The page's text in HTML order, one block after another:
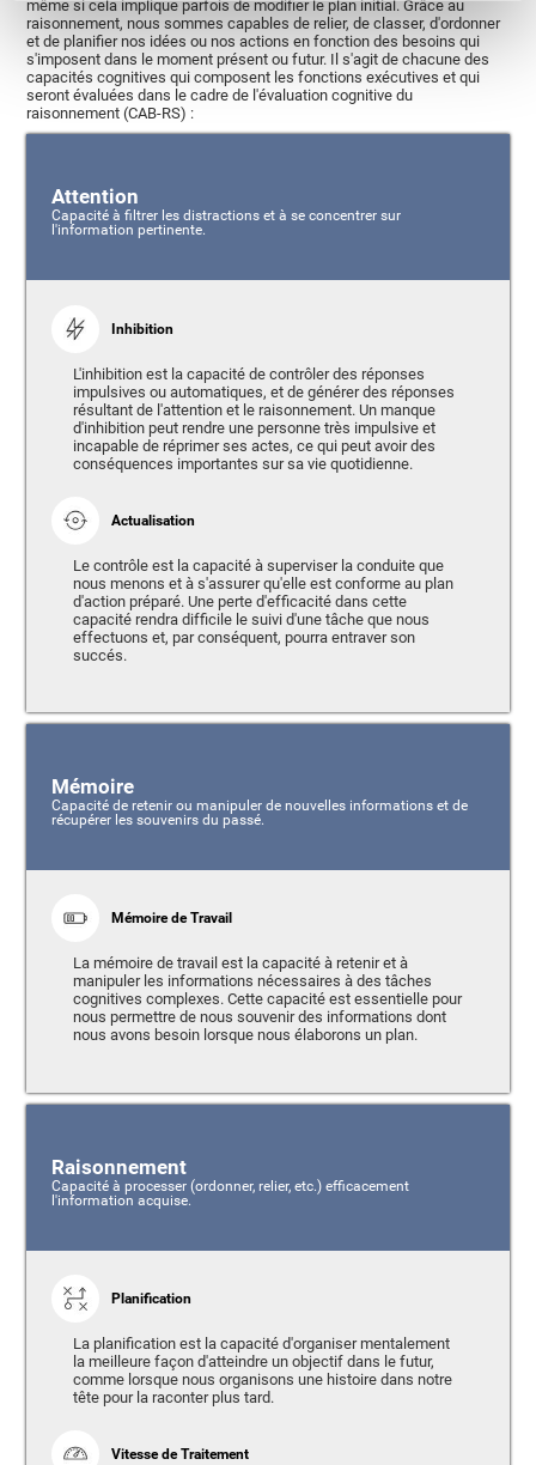
même si cela implique parfois de modifier le plan initial. Grâce au
raisonnement, nous sommes capables de relier, de classer, d'ordonner
et de planifier nos idées ou nos actions en fonction des besoins qui
s'imposent dans le moment présent ou futur. Il s'agit de chacune des
capacités cognitives qui composent les fonctions exécutives et qui
seront évaluées dans le cadre de l'évaluation cognitive du
raisonnement (CAB-RS) :
Attention
Capacité à filtrer les distractions et à se concentrer sur
l'information pertinente.
Inhibition
L'inhibition est la capacité de contrôler des réponses
impulsives ou automatiques, et de générer des réponses
résultant de l'attention et le raisonnement. Un manque
d'inhibition peut rendre une personne très impulsive et
incapable de réprimer ses actes, ce qui peut avoir des
conséquences importantes sur sa vie quotidienne.
Actualisation
Le contrôle est la capacité à superviser la conduite que
nous menons et à s'assurer qu'elle est conforme au plan
d'action préparé. Une perte d'efficacité dans cette
capacité rendra difficile le suivi d'une tâche que nous
effectuons et, par conséquent, pourra entraver son
succés.
Mémoire
Capacité de retenir ou manipuler de nouvelles informations et de
récupérer les souvenirs du passé.
Mémoire de Travail
La mémoire de travail est la capacité à retenir et à
manipuler les informations nécessaires à des tâches
cognitives complexes. Cette capacité est essentielle pour
nous permettre de nous souvenir des informations dont
nous avons besoin lorsque nous élaborons un plan.
Raisonnement
Capacité à processer (ordonner, relier, etc.) efficacement
l'information acquise.
Planification
La planification est la capacité d'organiser mentalement
la meilleure façon d'atteindre un objectif dans le futur,
comme lorsque nous organisons une histoire dans notre
tête pour la raconter plus tard.
Vitesse de Traitement